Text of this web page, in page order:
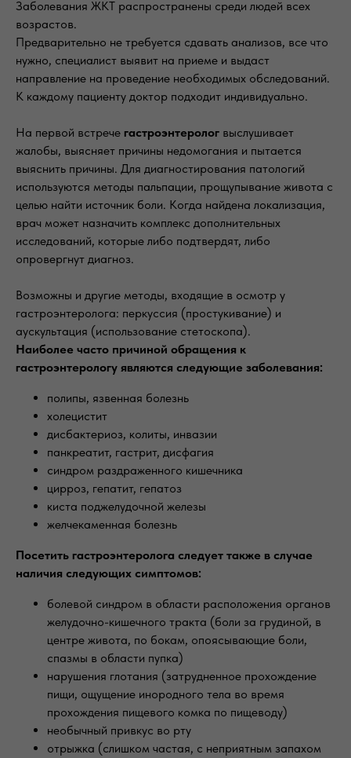
Заболевания ЖКТ распространены среди людей всех
возрастов.
Предварительно не требуется сдавать анализов, все что
нужно, специалист выявит на приеме и выдаст
направление на проведение необходимых обследований.
К каждому пациенту доктор подходит индивидуально.
На первой встрече гастроэнтеролог выслушивает
жалобы, выясняет причины недомогания и пытается
выяснить причины. Для диагностирования патологий
используются методы пальпации, прощупывание живота с
целью найти источник боли. Когда найдена локализация,
врач может назначить комплекс дополнительных
исследований, которые либо подтвердят, либо
опровергнут диагноз.
Возможны и другие методы, входящие в осмотр у
гастроэнтеролога: перкуссия (простукивание) и
аускультация (использование стетоскопа).
Наиболее часто причиной обращения к
гастроэнтерологу являются следующие заболевания:
полипы, язвенная болезнь
холецистит
дисбактериоз, колиты, инвазии
панкреатит, гастрит, дисфагия
синдром раздраженного кишечника
цирроз, гепатит, гепатоз
киста поджелудочной железы
желчекаменная болезнь
Посетить гастроэнтеролога следует также в случае
наличия следующих симптомов:
болевой синдром в области расположения органов
желудочно-кишечного тракта (боли за грудиной, в
центре живота, по бокам, опоясывающие боли,
спазмы в области пупка)
нарушения глотания (затрудненное прохождение
пищи, ощущение инородного тела во время
прохождения пищевого комка по пищеводу)
необычный привкус во рту
отрыжка (слишком частая, с неприятным запахом